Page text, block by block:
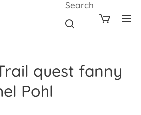
Search
quest fanny
Pohl